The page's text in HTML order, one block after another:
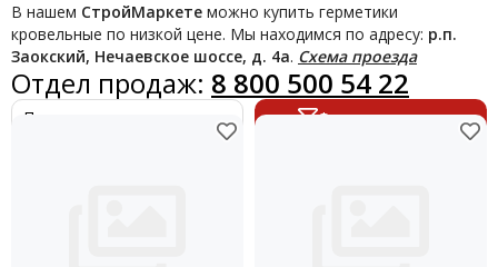
Герметики кровельные
Герметики силиконакриловые
Герметики силиконовые
Герметики-затирки
Мембраны Planter
Пароизоляционные пленки
Пены монтажные
Сэндвич-панели
В нашем СтройМаркете можно купить герметики
кровельные по низкой цене. Мы находимся по адресу: р.п.
Заокский, Нечаевское шоссе, д. 4а. Схема проезда
Отдел продаж: 8 800 500 54 22
Фильтр товаров